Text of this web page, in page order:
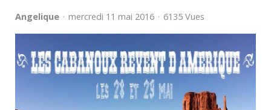
Angelique mercredi 11 mai 2016 6135 Vues